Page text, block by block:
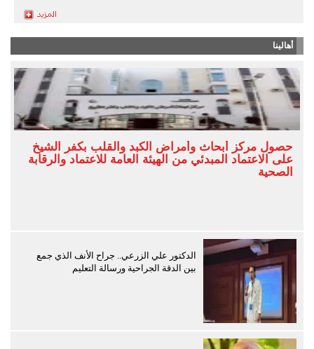
أهالينا
حصول مركز أبحاث وأمراض الكبد والقلب بكفر الشيخ
على الاعتماد المبدئي من الهيئة العامة للاعتماد والرقابة
الصحية
الدكتور علي الزرعي.. جراح الأنف الذي جمع
بين الدقة الجراحية ورسالة التعليم